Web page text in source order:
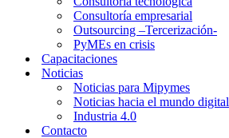
Consultoría empresarial
Outsourcing –Tercerización-
PyMEs en crisis
Capacitaciones
Noticias
Noticias para Mipymes
Noticias hacia el mundo digital
Industria 4.0
Contacto